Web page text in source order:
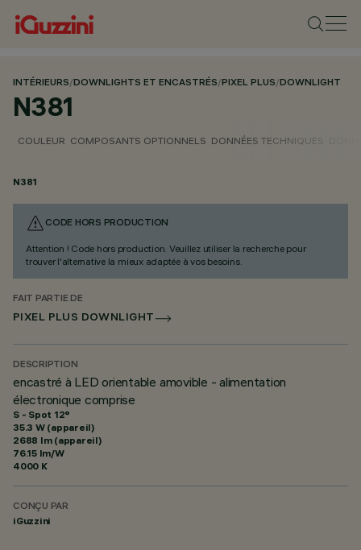
INTÉRIEURS/DOWNLIGHTS ET ENCASTRÉS/PIXEL PLUS/DOWNLIGHT
N381
COULEUR COMPOSANTS OPTIONNELS DONNÉES TECHNIQUES
N381
CODE HORS PRODUCTION
Attention ! Code hors production. Veuillez utiliser la recherche pour
trouver l'alternative la mieux adaptée à vos besoins.
FAIT PARTIE DE
PIXEL PLUS DOWNLIGHT
DESCRIPTION
encastré à LED orientable amovible - alimentation
électronique comprise
S - Spot 12°
35.3 W (appareil)
2688 lm (appareil)
76.15 lm/W
4000 K
CONÇU PAR
iGuzzini